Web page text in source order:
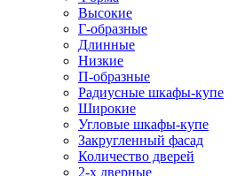
Высокие
Г-образные
Длинные
Низкие
П-образные
Радиусные шкафы-купе
Широкие
Угловые шкафы-купе
Закругленный фасад
Количество дверей
2-х дверные